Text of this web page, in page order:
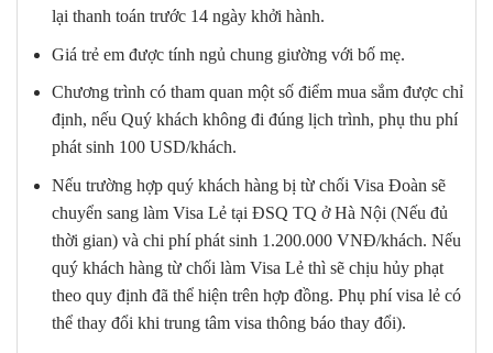
lại thanh toán trước 14 ngày khởi hành.
Giá trẻ em được tính ngủ chung giường với bố mẹ.
Chương trình có tham quan một số điểm mua sắm được chỉ
định, nếu Quý khách không đi đúng lịch trình, phụ thu phí
phát sinh 100 USD/khách.
Nếu trường hợp quý khách hàng bị từ chối Visa Đoàn sẽ
chuyển sang làm Visa Lẻ tại ĐSQ TQ ở Hà Nội (Nếu đủ
thời gian) và chi phí phát sinh 1.200.000 VNĐ/khách. Nếu
quý khách hàng từ chối làm Visa Lẻ thì sẽ chịu hủy phạt
theo quy định đã thể hiện trên hợp đồng. Phụ phí visa lẻ có
thể thay đổi khi trung tâm visa thông báo thay đổi).